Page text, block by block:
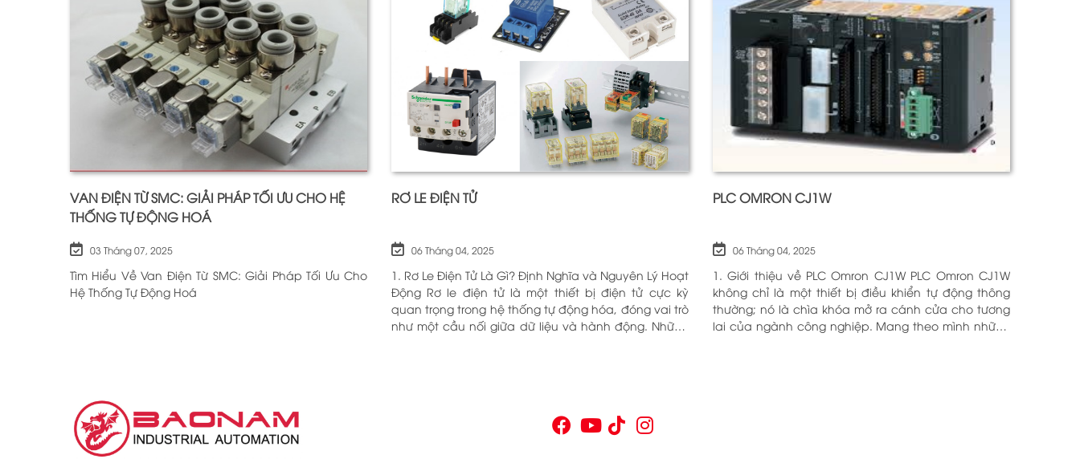
VAN ĐIỆN TỪ SMC: GIẢI PHÁP TỐI ƯU CHO HỆ
THỐNG TỰ ĐỘNG HOÁ
03 Tháng 07, 2025
Tìm Hiểu Về Van Điện Từ SMC: Giải Pháp Tối Ưu Cho
Hệ Thống Tự Động Hoá
RƠ LE ĐIỆN TỬ
06 Tháng 04, 2025
1. Rơ Le Điện Tử Là Gì? Định Nghĩa và Nguyên Lý Hoạt
Động Rơ le điện tử là một thiết bị điện tử cực kỳ
quan trọng trong hệ thống tự động hóa, đóng vai trò
như một cầu nối giữa dữ liệu và hành động. Những
nghệ hiện đại, rơ le điện tử có khả năng xử lý và
PLC OMRON CJ1W
06 Tháng 04, 2025
1. Giới thiệu về PLC Omron CJ1W PLC Omron CJ1W
không chỉ là một thiết bị điều khiển tự động thông
thường; nó là chìa khóa mở ra cánh cửa cho tương
lai của ngành công nghiệp. Mang theo mình những